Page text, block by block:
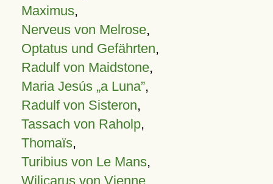
Maximus,
Nerveus von Melrose,
Optatus und Gefährten,
Radulf von Maidstone,
Maria Jesús „a Luna”,
Radulf von Sisteron,
Tassach von Raholp,
Thomaïs,
Turibius von Le Mans,
Wilicarus von Vienne